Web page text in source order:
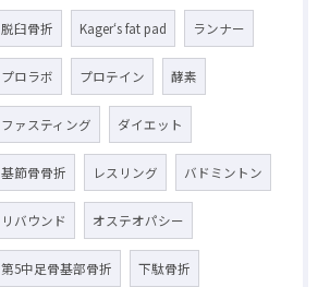
脱臼骨折 Kager‘s fat pad ランナー
プロラボ プロテイン 酵素
ファスティング ダイエット
基節骨骨折 レスリング バドミントン
リバウンド オステオパシー
第5中足骨基部骨折 下駄骨折